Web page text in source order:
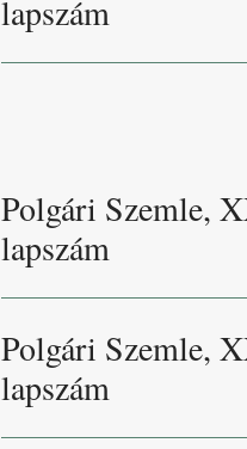
lapszám
Polgári Szemle,
lapszám
Polgári Szemle,
lapszám